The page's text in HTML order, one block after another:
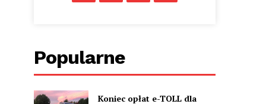
Popularne
Koniec opłat e-TOLL dla